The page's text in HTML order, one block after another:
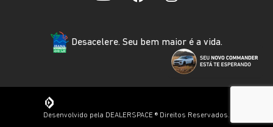
Desacelere. Seu bem maior é a vida.
Desenvolvido pela DEALERSPACE ® Direitos Reservados.